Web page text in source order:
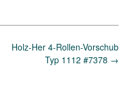
Holz-Her 4-Rollen-Vorschub
Typ 1112 #7378 →